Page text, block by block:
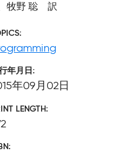
牧野 聡 訳
年月日
年09月02日
LENGTH